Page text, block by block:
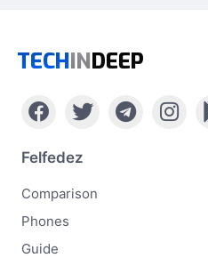
TECHINDEEP
Felfedez
Comparison
Phones
Guide